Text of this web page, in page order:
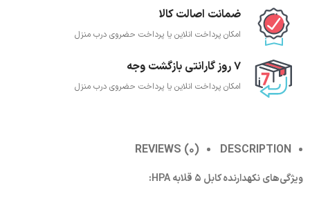
ضمانت اصالت کالا
امکان پرداخت انلاین یا پرداخت حضروی درب منزل
7 روز گارانتی بازگشت وجه
امکان پرداخت انلاین یا پرداخت حضروی درب منزل
DESCRIPTION
REVIEWS (0)
ویژگی‌های نکهدارنده کابل 5 قلابه HPA: